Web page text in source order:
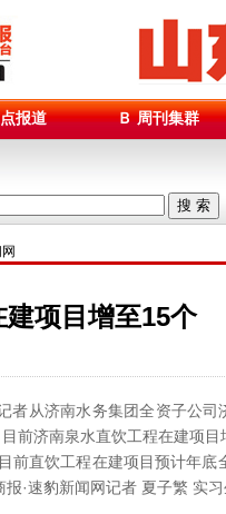
报道 Ｂ 周刊集群
搜 索
项目增至15个
从济南水务集团全资子公司
前济南泉水直饮工程在建项
前直饮工程在建项目预计年
·速豹新闻网记者 夏子繁 实